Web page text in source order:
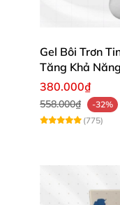
Gel Bôi Trơn
Tăng Khả
380.000₫
558.000₫
-32%
(775)